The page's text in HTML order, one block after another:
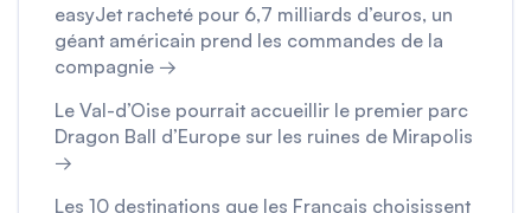
easyJet racheté pour 6,7 milliards d’euros, un
géant américain prend les commandes de la
compagnie →
Le Val-d’Oise pourrait accueillir le premier parc
Dragon Ball d’Europe sur les ruines de Mirapolis
→
Les 10 destinations que les Français choisissent